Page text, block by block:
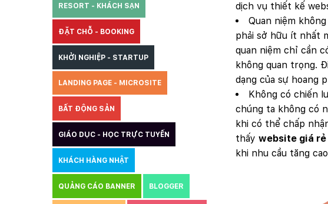
dịch vụ thiết kế
Quan niệm
phải sở hữu ít nhất
quan niệm chỉ cần
không quan trọng.
dạng của sự hoang
Không có chiến
chúng ta không có
khi có thể chấp
thấy website giá rẻ
khi nhu cầu tăng
RESORT - KHÁCH SẠN
ĐẶT CHỖ - BOOKING
KHỞI NGHIỆP - STARTUP
LANDING PAGE - MICROSITE
BẤT ĐỘNG SẢN
GIÁO DỤC - HỌC TRỰC TUYẾN
KHÁCH HÀNG NHẬT
QUẢNG CÁO BANNER BLOGGER